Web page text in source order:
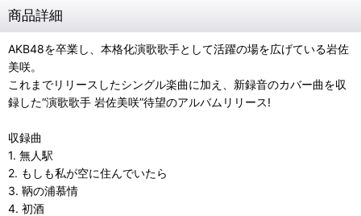
商品詳細
AKB48を卒業し、本格化演歌歌手として活躍の場を広げている岩佐
美咲。
これまでリリースしたシングル楽曲に加え、新録音のカバー曲を収
録した“演歌歌手 岩佐美咲”待望のアルバムリリース!
収録曲
1. 無人駅
2. もしも私が空に住んでいたら
3. 鞆の浦慕情
4. 初酒